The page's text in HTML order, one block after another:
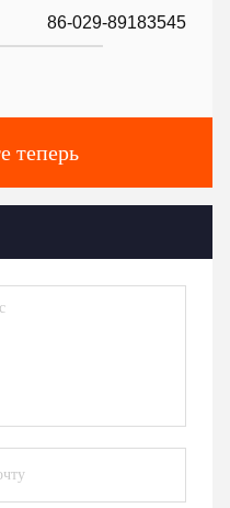
86-029-89183545
теперь